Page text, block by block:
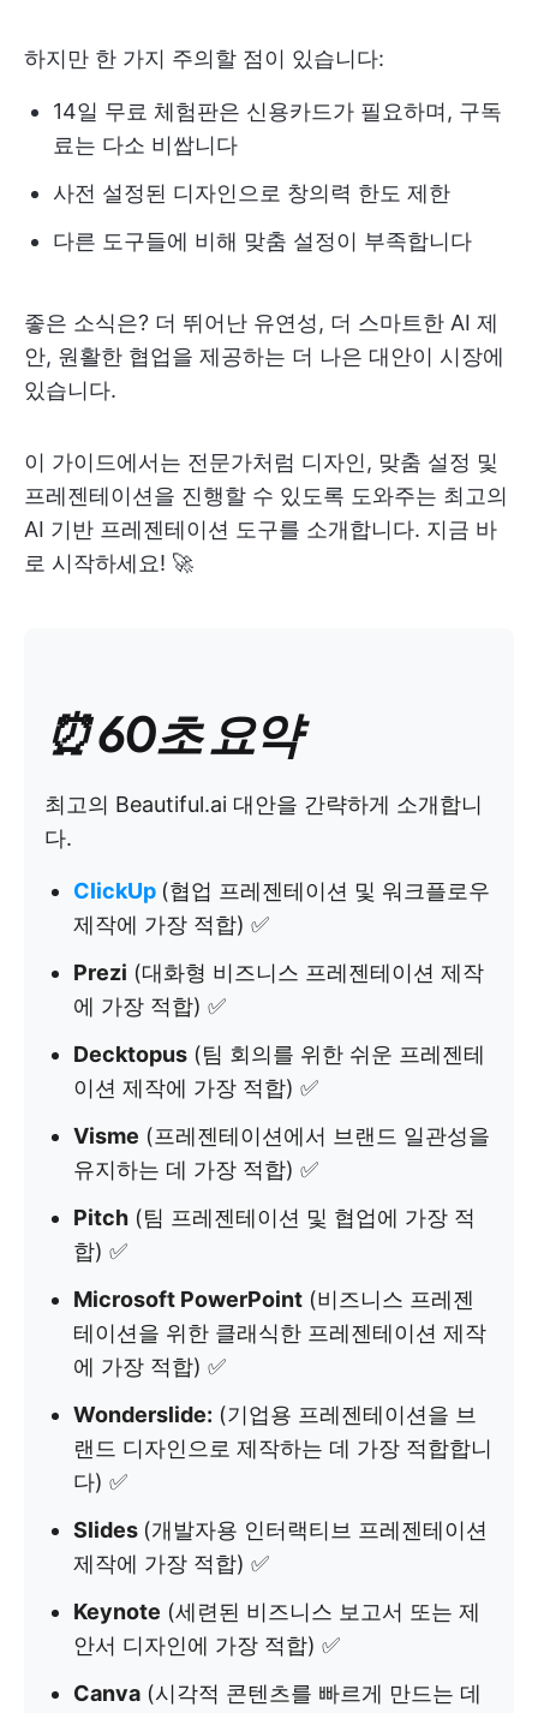
하지만 한 가지 주의할 점이 있습니다:
14일 무료 체험판은 신용카드가 필요하며, 구독
료는 다소 비쌉니다
사전 설정된 디자인으로 창의력 한도 제한
다른 도구들에 비해 맞춤 설정이 부족합니다
좋은 소식은? 더 뛰어난 유연성, 더 스마트한 AI 제
안, 원활한 협업을 제공하는 더 나은 대안이 시장에
있습니다.
이 가이드에서는 전문가처럼 디자인, 맞춤 설정 및
프레젠테이션을 진행할 수 있도록 도와주는 최고의
AI 기반 프레젠테이션 도구를 소개합니다. 지금 바
로 시작하세요! 🚀
⏰ 60초 요약
최고의 Beautiful.ai 대안을 간략하게 소개합니
다.
ClickUp (협업 프레젠테이션 및 워크플로우
제작에 가장 적합) ✅
Prezi (대화형 비즈니스 프레젠테이션 제작
에 가장 적합) ✅
Decktopus (팀 회의를 위한 쉬운 프레젠테
이션 제작에 가장 적합) ✅
Visme (프레젠테이션에서 브랜드 일관성을
유지하는 데 가장 적합) ✅
Pitch (팀 프레젠테이션 및 협업에 가장 적
합) ✅
Microsoft PowerPoint (비즈니스 프레젠
테이션을 위한 클래식한 프레젠테이션 제작
에 가장 적합) ✅
Wonderslide: (기업용 프레젠테이션을 브
랜드 디자인으로 제작하는 데 가장 적합합니
다) ✅
Slides (개발자용 인터랙티브 프레젠테이션
제작에 가장 적합) ✅
Keynote (세련된 비즈니스 보고서 또는 제
안서 디자인에 가장 적합) ✅
Canva (시각적 콘텐츠를 빠르게 만드는 데